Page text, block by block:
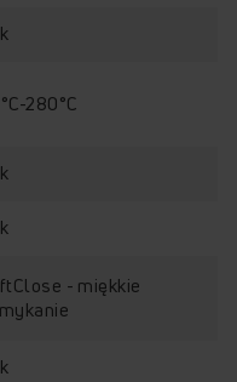
280°C
- miękkie